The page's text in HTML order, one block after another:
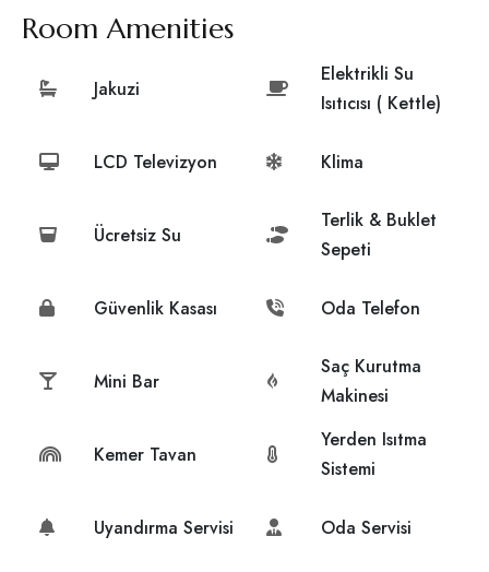
Room Amenities
Jakuzi
Elektrikli Su
Isıtıcısı ( Kettle)
LCD Televizyon Klima
Ücretsiz Su
Terlik & Buklet
Sepeti
Güvenlik Kasası Oda Telefon
Mini Bar
Saç Kurutma
Makinesi
Kemer Tavan
Yerden Isıtma
Sistemi
Uyandırma Servisi Oda Servisi